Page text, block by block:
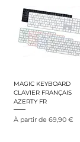
MAGIC KEYBOARD
CLAVIER FRANÇAIS
AZERTY FR
À partir de 69,90 €
Prix promotionnel